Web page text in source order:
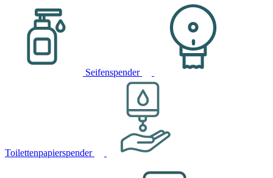
Seifenspender
Toilettenpapierspender